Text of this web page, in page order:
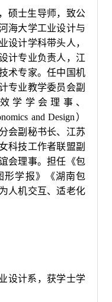
硕士生导师，致公
海大学工业设计与
设计学科带头人，
计专业负责人，江
术专家。任中国机
专业教学委员会副
学学会理事、
and Design）
会副秘书长、江苏
科技工作者联盟副
会理事。担任《包
形学报》《湖南包
人机交互、适老化
设计系，获学士学